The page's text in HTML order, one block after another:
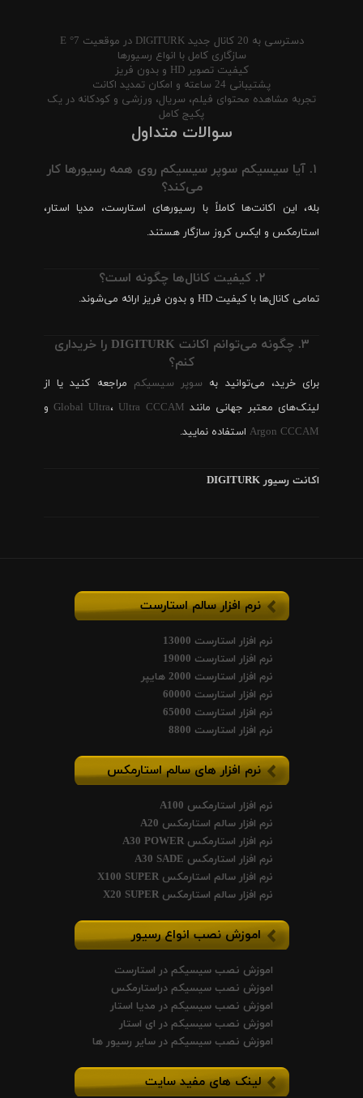
دسترسی به 20 کانال جدید DIGITURK در موقعیت 7° E
سازگاری کامل با انواع رسیورها
کیفیت تصویر HD و بدون فریز
پشتیبانی 24 ساعته و امکان تمدید اکانت
تجربه مشاهده محتوای فیلم، سریال، ورزشی و کودکانه در یک
پکیج کامل
سوالات متداول
۱. آیا سیسیکم سوپر سیسیکم روی همه رسیورها کار
می‌کند؟
بله، این اکانت‌ها کاملاً با رسیورهای استارست، مدیا استار،
استارمکس و ایکس کروز سازگار هستند.
۲. کیفیت کانال‌ها چگونه است؟
تمامی کانال‌ها با کیفیت HD و بدون فریز ارائه می‌شوند.
۳. چگونه می‌توانم اکانت DIGITURK را خریداری
کنم؟
برای خرید، می‌توانید به سوپر سیسیکم مراجعه کنید یا از
لینک‌های معتبر جهانی مانند
Global Ultra، Ultra CCCAM
و
Argon CCCAMاستفاده نمایید.
اکانت رسیور DIGITURK
نرم افزار سالم استارست
نرم افزار استارست 13000
نرم افزار استارست 19000
نرم افزار استارست 2000 هایپر
نرم افزار استارست 60000
نرم افزار استارست 65000
نرم افزار استارست 8800
نرم افزار های سالم استارمکس
نرم افزار استارمکس A100
نرم افزار سالم استارمکس A20
نرم افزار استارمکس A30 POWER
نرم افزار استارمکس A30 SADE
نرم افزار سالم استارمکس X100 SUPER
نرم افزار سالم استارمکس X20 SUPER
اموزش نصب انواع رسیور
اموزش نصب سیسیکم در استارست
اموزش نصب سیسیکم دراستارمکس
اموزش نصب سیسیکم در مدیا استار
اموزش نصب سیسیکم در ای استار
اموزش نصب سیسیکم در سایر رسیور ها
لینک های مفید سایت